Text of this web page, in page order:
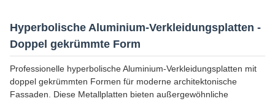
Hyperbolische Aluminium-Verkleidungsplatten -
Doppel gekrümmte Form
Professionelle hyperbolische Aluminium-Verkleidungsplatten mit
doppel gekrümmten Formen für moderne architektonische
Fassaden. Diese Metallplatten bieten außergewöhnliche